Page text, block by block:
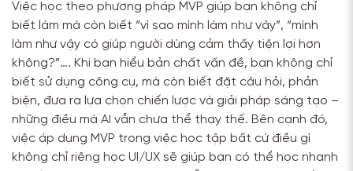
Việc học theo phương pháp MVP giúp bạn không chỉ
biết làm mà còn biết “vì sao mình làm như vậy”, “mình
làm như vậy có giúp người dùng cảm thấy tiện lợi hơn
không?”…. Khi bạn hiểu bản chất vấn đề, bạn không chỉ
biết sử dụng công cụ, mà còn biết đặt câu hỏi, phản
biện, đưa ra lựa chọn chiến lược và giải pháp sáng tạo –
những điều mà AI vẫn chưa thể thay thế. Bên cạnh đó,
việc áp dụng MVP trong việc học tập bất cứ điều gì
không chỉ riêng học UI/UX sẽ giúp bạn có thể học nhanh